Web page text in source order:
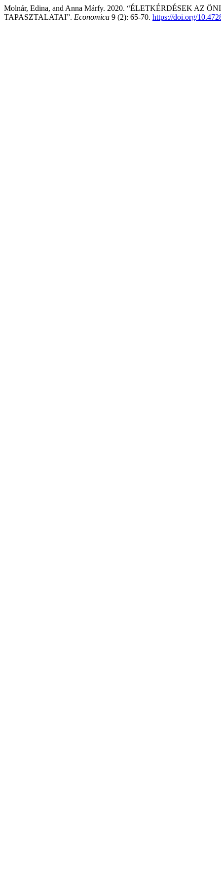
Molnár, Edina, and Anna Márfy. 2020. “ÉLETKÉRDÉSEK AZ
TAPASZTALATAI”. Economica 9 (2): 65-70. https://doi.org/